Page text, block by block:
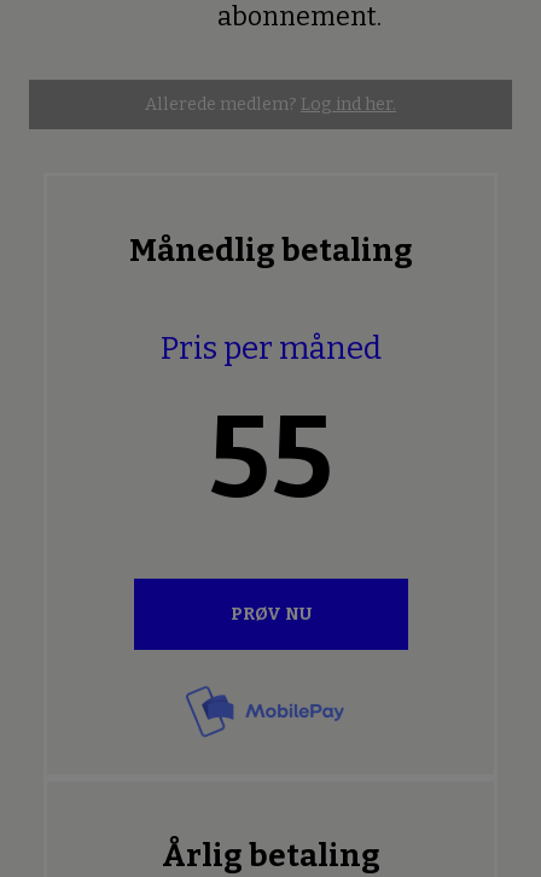
abonnement.
Allerede medlem? Log ind her.
Månedlig betaling
Pris per måned
55
PRØV NU
Årlig betaling